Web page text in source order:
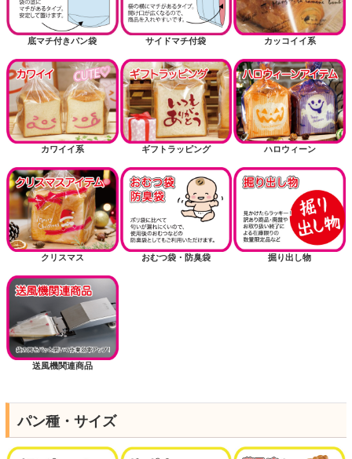
底マチ付きパン袋 サイドマチ付袋 カッコイイ系
カワイイ系 ギフトラッピング ハロウィーン
クリスマス おむつ袋・防臭袋 掘り出し物
送風機関連商品
パン種・サイズ